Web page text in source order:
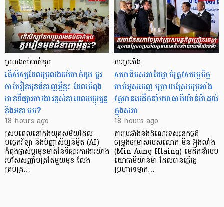
ប្រលងចប់បាក់ឌុប
តើសិស្សដែលប្រលងចប់បាក់ឌុប គួរ
ចាប់រៀនមុខជំនាញអ្វីខ្លះ ដែលកំពុង
មានទីផ្សារការងារខ្ពស់នាពេលបច្ចុប្បន្ន
និងអនាគត?
18 hours ago
ស្របពេលនៅក្នុងយុគសម័យដែល
បច្ចេកវិទ្យា និងបញ្ញាសិប្បនិម្មិត (AI)
កំពុងផ្លាស់ប្តូរមុខមាត់នៃទីផ្សារការងារយ៉ាង
រហ័សសញ្ញាបត្រតែមួយមុខ លែង
គ្រប់គ្រ…
ការប្រឆាំង
សមាជិកសភាថៃម្នាក់ត្រូវសមត្ថកិច្ច
ចាប់អូសចេញ ក្រោយស្រែកប្រឆាំង
វត្តមានមេដឹកនាំយោធាមីយ៉ាន់ម៉ាដល់
ក្នុងសភា
18 hours ago
ការប្រឆាំងនឹងដំណើរទស្សនកិច្ចដ៏
ចម្រូងចម្រាសរបស់លោក មីន អ៊ុងលាំង
(Min Aung Hlaing) មេដឹកនាំរបប
យោធាមីយ៉ាន់ម៉ា ដែលបានធ្វើរដ្ឋ
ប្រហារទម្លាក…